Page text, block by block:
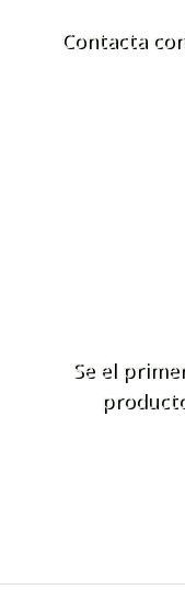
Contacta
Se el